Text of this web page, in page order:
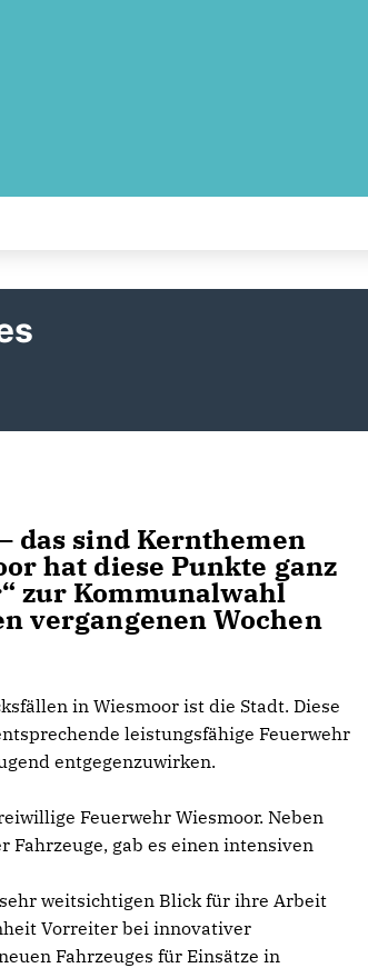
das sind Kernthemen
hat diese Punkte ganz
zur Kommunalwahl
vergangenen Wochen
in Wiesmoor ist die Stadt. Diese
leistungsfähige Feuerwehr
entgegenzuwirken.
Feuerwehr Wiesmoor. Neben
gab es einen intensiven
weitsichtigen Blick für ihre Arbeit
Vorreiter bei innovativer
Fahrzeuges für Einsätze in